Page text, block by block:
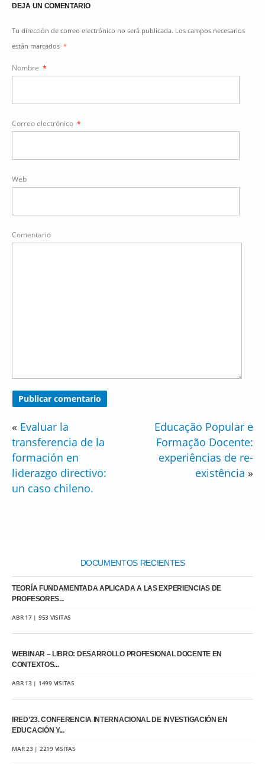
DEJA UN COMENTARIO
Tu dirección de correo electrónico no será publicada. Los campos necesarios
están marcados *
Nombre *
Correo electrónico *
Web
Comentario
« Evaluar la
transferencia de la
formación en
liderazgo directivo:
un caso chileno.
Educação Popular e
Formação Docente:
experiências de re-
existência »
DOCUMENTOS RECIENTES
TEORÍA FUNDAMENTADA APLICADA A LAS EXPERIENCIAS DE
PROFESORES...
ABR 17 | 953 VISITAS
WEBINAR – LIBRO: DESARROLLO PROFESIONAL DOCENTE EN
CONTEXTOS...
ABR 13 | 1499 VISITAS
IRED’23. CONFERENCIA INTERNACIONAL DE INVESTIGACIÓN EN
EDUCACIÓN Y...
MAR 23 | 2219 VISITAS